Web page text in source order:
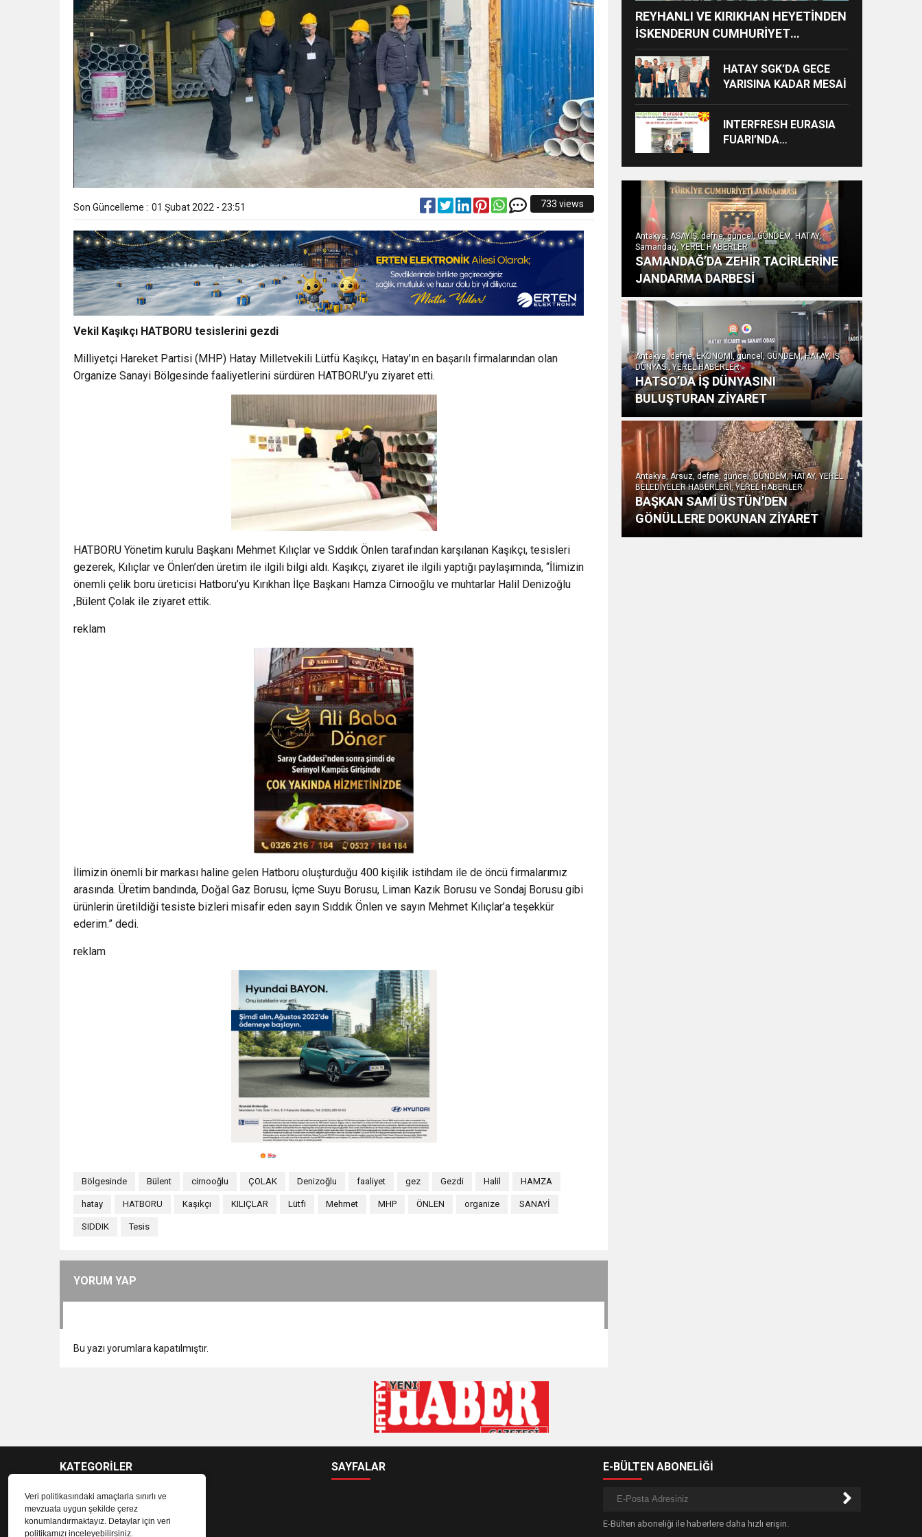
Veri politikasındaki amaçlarla sınırlı ve
mevzuata uygun şekilde çerez
konumlandırmaktayız. Detaylar için veri
politikamızı inceleyebilirsiniz.
Son Güncelleme : 01 Şubat 2022 - 23:51 733 views
Vekil Kaşıkçı HATBORU tesislerini gezdi
Milliyetçi Hareket Partisi (MHP) Hatay Milletvekili Lütfü Kaşıkçı, Hatay’ın en başarılı firmalarından olan
Organize Sanayi Bölgesinde faaliyetlerini sürdüren HATBORU’yu ziyaret etti.
HATBORU Yönetim kurulu Başkanı Mehmet Kılıçlar ve Sıddık Önlen tarafından karşılanan Kaşıkçı, tesisleri
gezerek, Kılıçlar ve Önlen’den üretim ile ilgili bilgi aldı. Kaşıkçı, ziyaret ile ilgili yaptığı paylaşımında, “İlimizin
önemli çelik boru üreticisi Hatboru’yu Kırıkhan İlçe Başkanı Hamza Cirnooğlu ve muhtarlar Halil Denizoğlu
,Bülent Çolak ile ziyaret ettik.
reklam
İlimizin önemli bir markası haline gelen Hatboru oluşturduğu 400 kişilik istihdam ile de öncü firmalarımız
arasında. Üretim bandında, Doğal Gaz Borusu, İçme Suyu Borusu, Liman Kazık Borusu ve Sondaj Borusu gibi
ürünlerin üretildiği tesiste bizleri misafir eden sayın Sıddık Önlen ve sayın Mehmet Kılıçlar’a teşekkür
ederim.” dedi.
reklam
Bölgesinde Bülent cirnooğlu ÇOLAK Denizoğlu faaliyet gez Gezdi Halil HAMZA
hatay HATBORU Kaşıkçı KILIÇLAR Lütfi Mehmet MHP ÖNLEN organize SANAYİ
SIDDIK Tesis
YORUM YAP
Bu yazı yorumlara kapatılmıştır.
REYHANLI VE KIRIKHAN HEYETİNDEN
İSKENDERUN CUMHURİYET
BAŞSAVCILIĞINA ZİYARET
HATAY SGK’DA GECE
YARISINA KADAR MESAİ
INTERFRESH EURASIA
FUARI’NDA
BİRLİKLERİ İÇİN GERİ
SAYIM BAŞLADI
Antakya, ASAYİŞ, defne, güncel, GÜNDEM, HATAY,
Samandağ, YEREL HABERLER
SAMANDAĞ’DA ZEHİR TACİRLERİNE
JANDARMA DARBESİ
Antakya, defne, EKONOMİ, güncel, GÜNDEM, HATAY, İŞ
DÜNYASI, YEREL HABERLER
HATSO’DA İŞ DÜNYASINI
BULUŞTURAN ZİYARET
Antakya, Arsuz, defne, güncel, GÜNDEM, HATAY, YEREL
BELEDİYELER HABERLERİ, YEREL HABERLER
BAŞKAN SAMİ ÜSTÜN’DEN
GÖNÜLLERE DOKUNAN ZİYARET
KATEGORİLER SAYFALAR E-BÜLTEN ABONELİĞİ
E-Bülten aboneliği ile haberlere daha hızlı erişin.